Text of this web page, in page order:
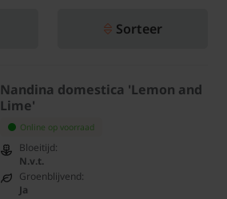
Sorteer
Nandina domestica 'Lemon and
Lime'
Online op voorraad
Bloeitijd:
N.v.t.
Groenblijvend:
Ja